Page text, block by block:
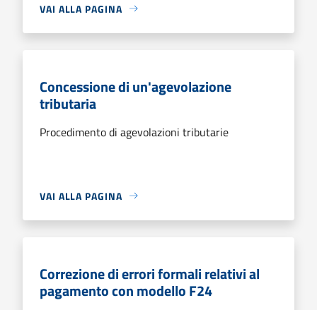
VAI ALLA PAGINA
Concessione di un'agevolazione
tributaria
Procedimento di agevolazioni tributarie
VAI ALLA PAGINA
Correzione di errori formali relativi al
pagamento con modello F24